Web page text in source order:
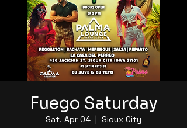
Fuego Saturday
Sat, Apr 04
  |
Sioux City